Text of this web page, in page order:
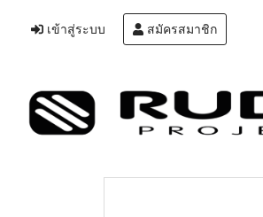
เข้าสู่ระบบ สมัครสมาชิก